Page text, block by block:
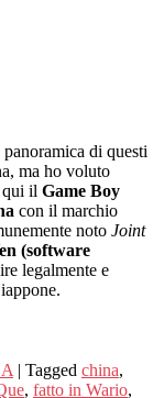
di questi
ma ho voluto
qui il Game Boy
con il marchio
noto Joint
(software
legalmente e
| Tagged china,
, fatto in Wario,